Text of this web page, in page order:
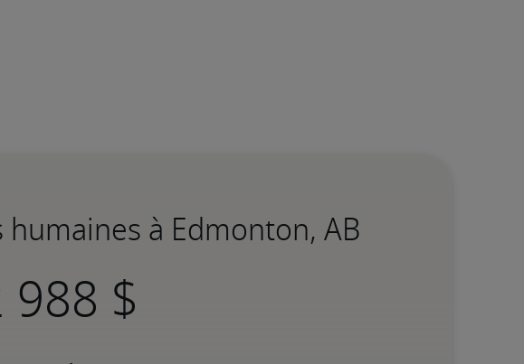
à Edmonton, AB